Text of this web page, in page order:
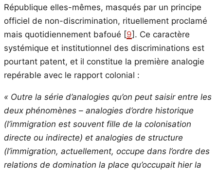
République elles-mêmes, masqués par un principe
officiel de non-discrimination, rituellement proclamé
mais quotidiennement bafoué [9]. Ce caractère
systémique et institutionnel des discriminations est
pourtant patent, et il constitue la première analogie
repérable avec le rapport colonial :
« Outre la série d’analogies qu’on peut saisir entre les
deux phénomènes – analogies d’ordre historique
(l’immigration est souvent fille de la colonisation
directe ou indirecte) et analogies de structure
(l’immigration, actuellement, occupe dans l’ordre des
relations de domination la place qu’occupait hier la